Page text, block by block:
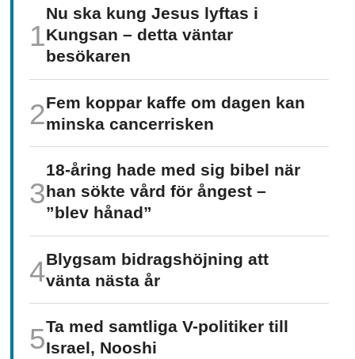
Nu ska kung Jesus lyftas i
Kungsan – detta väntar
besökaren
Fem koppar kaffe om dagen kan
minska cancer­risken
18-åring hade med sig bibel när
han sökte vård för ångest –
”blev hånad”
Blygsam bidrags­höjning att
vänta nästa år
Ta med samtliga V-politiker till
Israel, Nooshi